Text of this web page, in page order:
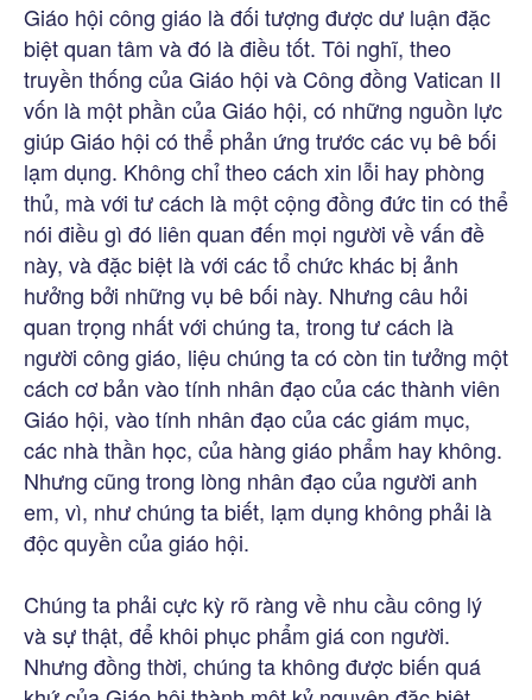
Giáo hội công giáo là đối tượng được dư luận đặc
biệt quan tâm và đó là điều tốt. Tôi nghĩ, theo
truyền thống của Giáo hội và Công đồng Vatican II
vốn là một phần của Giáo hội, có những nguồn lực
giúp Giáo hội có thể phản ứng trước các vụ bê bối
lạm dụng. Không chỉ theo cách xin lỗi hay phòng
thủ, mà với tư cách là một cộng đồng đức tin có thể
nói điều gì đó liên quan đến mọi người về vấn đề
này, và đặc biệt là với các tổ chức khác bị ảnh
hưởng bởi những vụ bê bối này. Nhưng câu hỏi
quan trọng nhất với chúng ta, trong tư cách là
người công giáo, liệu chúng ta có còn tin tưởng một
cách cơ bản vào tính nhân đạo của các thành viên
Giáo hội, vào tính nhân đạo của các giám mục,
các nhà thần học, của hàng giáo phẩm hay không.
Nhưng cũng trong lòng nhân đạo của người anh
em, vì, như chúng ta biết, lạm dụng không phải là
độc quyền của giáo hội.
Chúng ta phải cực kỳ rõ ràng về nhu cầu công lý
và sự thật, để khôi phục phẩm giá con người.
Nhưng đồng thời, chúng ta không được biến quá